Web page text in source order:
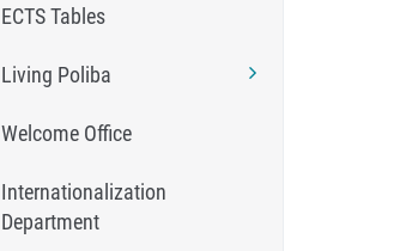
ECTS Tables
Living Poliba
Welcome Office
Internationalization
Department